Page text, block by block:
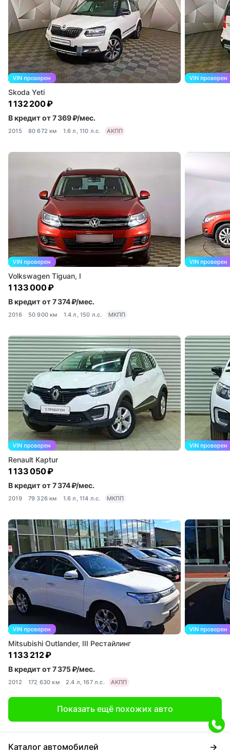
Skoda Yeti
1 132 200 ₽
В кредит от 7 369 ₽/мес.
2015 80 672 км 1.6 л, 110 л.с. АКПП
Volkswagen Tiguan, I
1 133 000 ₽
В кредит от 7 374 ₽/мес.
2016 50 900 км 1.4 л, 150 л.с. МКПП
Renault Kaptur
1 133 050 ₽
В кредит от 7 374 ₽/мес.
2019 79 326 км 1.6 л, 114 л.с. МКПП
Mitsubishi Outlander, III Рестайлинг
1 133 212 ₽
В кредит от 7 375 ₽/мес.
2012 172 630 км 2.4 л, 167 л.с. АКПП
Показать ещё похожих авто
Каталог автомобилей